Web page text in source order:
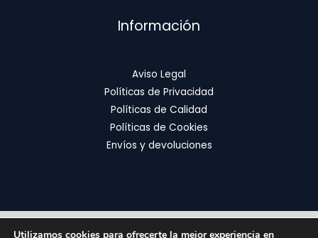
Información
Aviso Legal
Políticas de Privacidad
Políticas de Calidad
Políticas de Cookies
Envíos y devoluciones
Utilizamos cookies para ofrecerte la mejor experiencia en